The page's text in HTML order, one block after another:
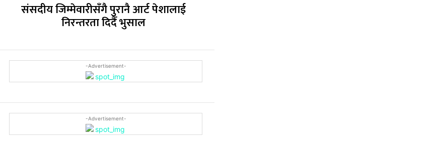
संसदीय जिम्मेवारीसँगै पुरानै आर्ट पेशालाई
निरन्तरता दिदैँ भुसाल
-Advertisement-
-Advertisement-